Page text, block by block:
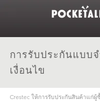
การรับประกันแบบ
เงื่อนไข
Crestec ให้การรับประกันสินค้าแก่